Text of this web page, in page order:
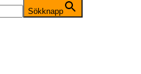
Sökknapp